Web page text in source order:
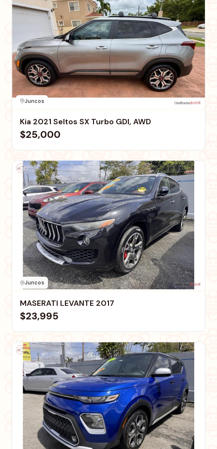
Juncos
Kia 2021 Seltos SX Turbo GDI, AWD
$25,000
Juncos
MASERATI LEVANTE 2017
$23,995